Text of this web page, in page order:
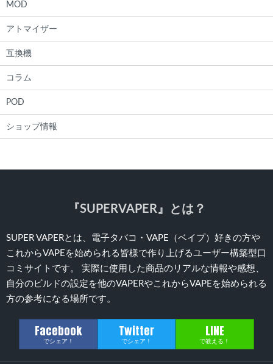
MOD
アトマイザー
互換機
コラム
POD
ショップ情報
『SUPERVAPER』とは？
SUPER VAPERとは、電子タバコ・VAPE（ベイプ）好きの方や
これからVAPEを始められる皆様で作り上げるユーザー構築型口
コミサイトです。 実際に使用した商品のリアルな情報や感想、
自分のビルドの設定を他のVAPERやこれからVAPEを始められる
方の参考になる場所です。
Facebook
でシェア！
Twitter
でシェア！
LINE
で教える！